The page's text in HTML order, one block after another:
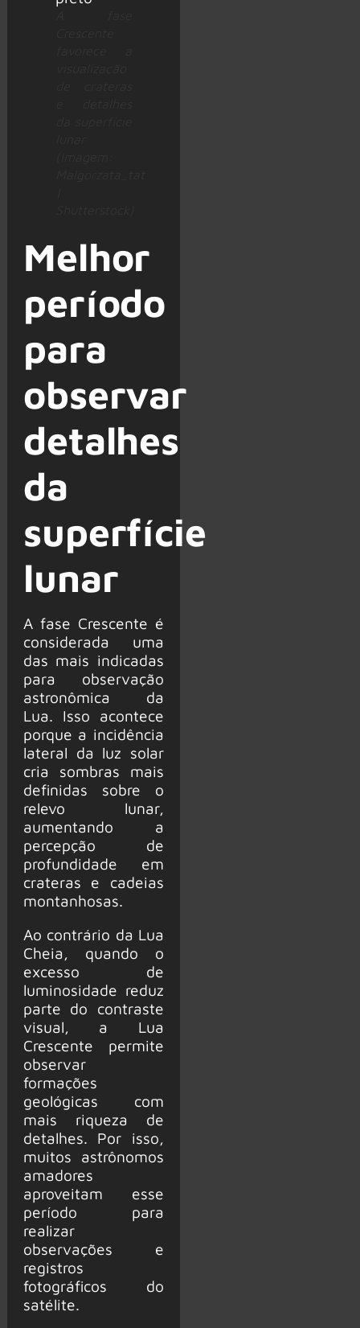
Melhor
período
para
observar
detalhes
da
superfície
lunar
A fase Crescente é
considerada uma
das mais indicadas
para observação
astronômica da
Lua. Isso acontece
porque a incidência
lateral da luz solar
cria sombras mais
definidas sobre o
relevo lunar,
aumentando a
percepção de
profundidade em
crateras e cadeias
montanhosas.
Ao contrário da Lua
Cheia, quando o
excesso de
luminosidade reduz
parte do contraste
visual, a Lua
Crescente permite
observar
formações
geológicas com
mais riqueza de
detalhes. Por isso,
muitos astrônomos
amadores
aproveitam esse
período para
realizar
observações e
registros
fotográficos do
satélite.